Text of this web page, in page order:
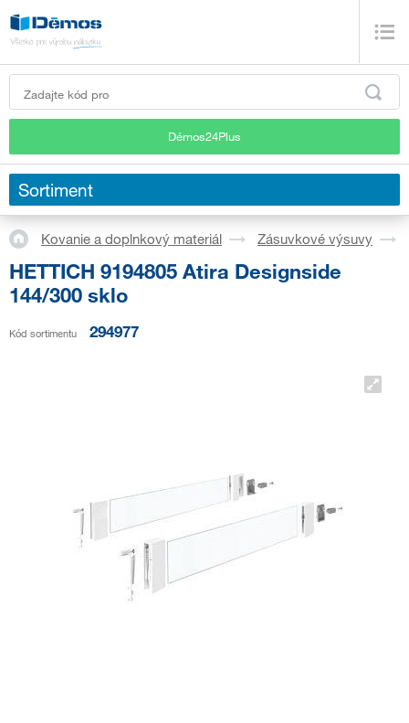
Démos24Plus
Sortiment
Kovanie a doplnkový materiál Zásuvkové výsuvy
HETTICH 9194805 Atira Designside
144/300 sklo
Kód sortimentu 294977